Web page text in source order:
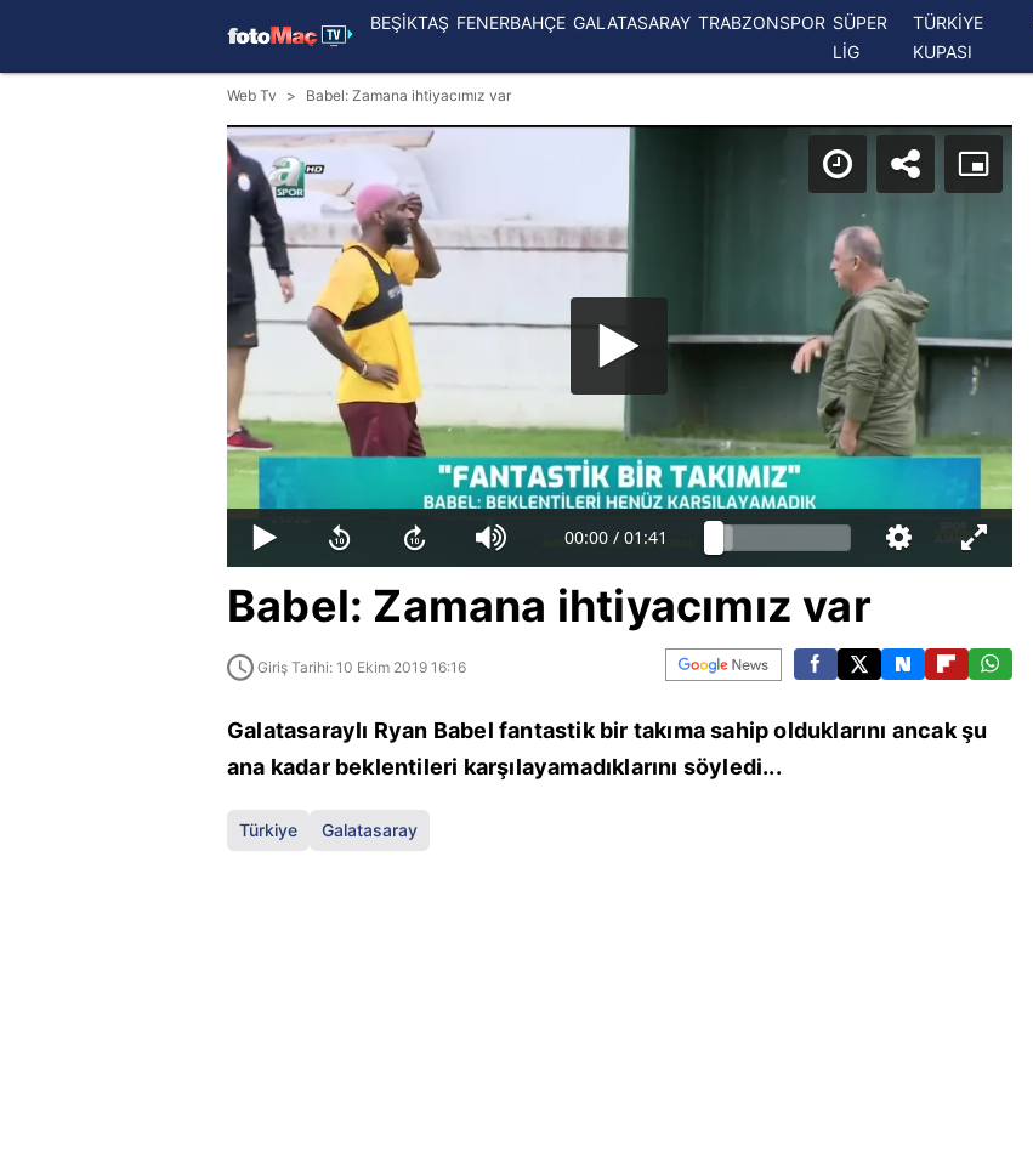
BEŞİKTAŞ FENERBAHÇE GALATASARAY TRABZONSPOR SÜPER
LİG
TÜRKİYE
KUPASI
Web Tv Babel: Zamana ihtiyacımız var
00:00 / 01:41
Babel: Zamana ihtiyacımız var
Giriş Tarihi: 10 Ekim 2019 16:16
Galatasaraylı Ryan Babel fantastik bir takıma sahip olduklarını ancak şu
ana kadar beklentileri karşılayamadıklarını söyledi...
Türkiye Galatasaray